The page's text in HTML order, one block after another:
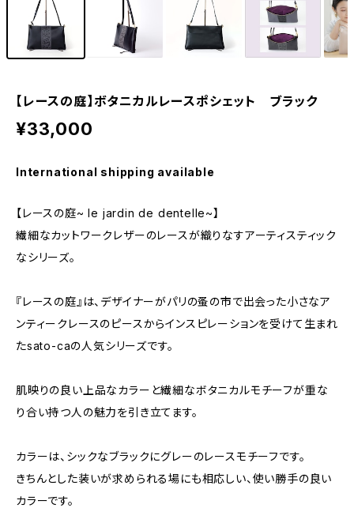
【レースの庭】ボタニカルレースポシェット ブラック
¥33,000
International shipping available
【レースの庭~ le jardin de dentelle~】
繊細なカットワークレザーのレースが織りなすアーティスティック
なシリーズ。
『レースの庭』は、デザイナーがパリの蚤の市で出会った小さなア
ンティークレースのピースからインスピレーションを受けて生まれ
たsato-caの人気シリーズです。
肌映りの良い上品なカラーと繊細なボタニカルモチーフが重な
り合い持つ人の魅力を引き立てます。
カラーは、シックなブラックにグレーのレースモチーフです。
きちんとした装いが求められる場にも相応しい、使い勝手の良い
カラーです。